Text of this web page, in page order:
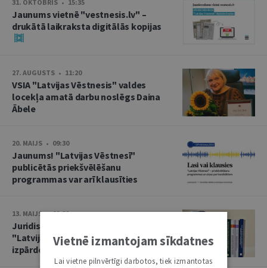
31. OKTOBRIS • 15:35
Jaunums vietnē "vestnesis.lv" –
drukātā laikraksta digitālās kopijas
27. AUGUSTS • 11:20
VSIA "Latvijas Vēstnesis" valdes
locekļa amatā darbu noslēgs Daina
Ābele
20. MAIJS • 09:30
Jaunums! "Latvijas Vēstnesī"
publicētās priekšvēlēšanu
programmas var arī klausīties
13. MAIJS • 09:29
Juridiskā literatūra par 1 eiro –
"Latvijas Vēstneša" noliktavas
izpārdošana
Vietnē izmantojam sīkdatnes
Lai vietne pilnvērtīgi darbotos, tiek izmantotas